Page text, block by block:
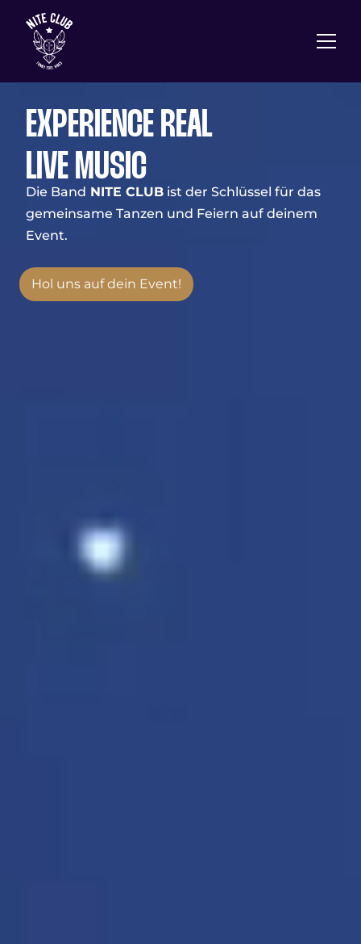
EXPERIENCE REAL
LIVE MUSIC
Die Band NITE CLUB ist der Schlüssel für das
gemeinsame Tanzen und Feiern auf deinem
Event.
Hol uns auf dein Event!